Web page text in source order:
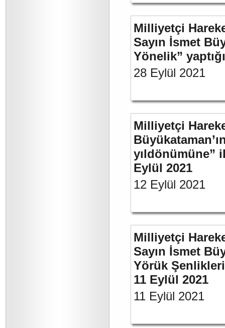
Milliyetçi
Sayın İsmet
Yönelik”
28 Eylül 2021
Milliyetçi
yıldönümüne”
Eylül 2021
12 Eylül 2021
Milliyetçi
Sayın İsmet
Yörük
11 Eylül 2021
11 Eylül 2021